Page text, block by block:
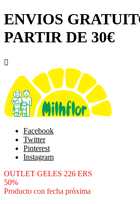
ENVIOS
PARTIR DE 30€

Facebook
Twitter
Pinterest
Instagram
OUTLET GELES 226 ERS
50%
Producto con fecha próxima